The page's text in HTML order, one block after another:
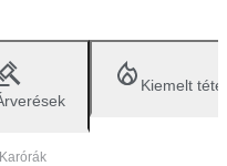
Kiemelt
Karórák